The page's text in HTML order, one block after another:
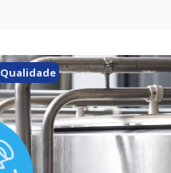
Qualidade